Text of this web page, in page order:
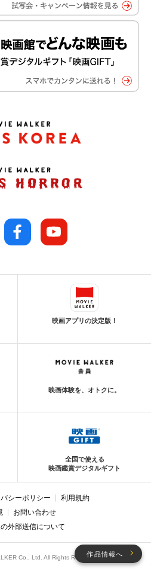
作品情報へ
映画アプリの決定版！
映画体験を、オトクに。
全国で使える
映画鑑賞デジタルギフト
シーポリシー
利用規約
お問い合わせ
外部送信について
Co., Ltd. All Rights Reserved.